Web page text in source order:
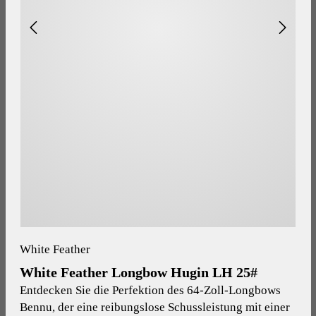
White Feather
White Feather Longbow Hugin LH 25#
Entdecken Sie die Perfektion des 64-Zoll-Longbows
Bennu, der eine reibungslose Schussleistung mit einer